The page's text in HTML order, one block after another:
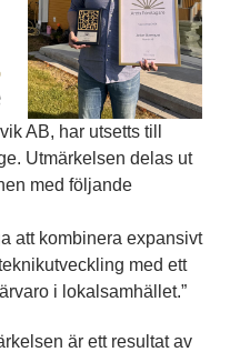
AB, har utsetts till
Utmärkelsen delas ut
med följande
att kombinera expansivt
med ett
i lokalsamhället.”
är ett resultat av